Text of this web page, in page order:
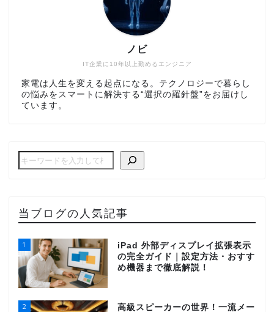
IT企業に10年以上勤めるエンジニア
ノビ
家電は人生を変える起点になる。テクノロジーで暮らし
の悩みをスマートに解決する“選択の羅針盤”をお届けし
ています。
当ブログの人気記事
1
iPad 外部ディスプレイ拡張表示
の完全ガイド｜設定方法・おすす
め機器まで徹底解説！
2
高級スピーカーの世界！一流メー